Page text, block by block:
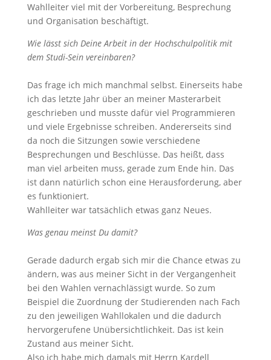
Wahlleiter viel mit der Vorbereitung, Besprechung
und Organisation beschäftigt.
Wie lässt sich Deine Arbeit in der Hochschulpolitik mit
dem Studi-Sein vereinbaren?
Das frage ich mich manchmal selbst. Einerseits habe
ich das letzte Jahr über an meiner Masterarbeit
geschrieben und musste dafür viel Programmieren
und viele Ergebnisse schreiben. Andererseits sind
da noch die Sitzungen sowie verschiedene
Besprechungen und Beschlüsse. Das heißt, dass
man viel arbeiten muss, gerade zum Ende hin. Das
ist dann natürlich schon eine Herausforderung, aber
es funktioniert.
Wahlleiter war tatsächlich etwas ganz Neues.
Was genau meinst Du damit?
Gerade dadurch ergab sich mir die Chance etwas zu
ändern, was aus meiner Sicht in der Vergangenheit
bei den Wahlen vernachlässigt wurde. So zum
Beispiel die Zuordnung der Studierenden nach Fach
zu den jeweiligen Wahllokalen und die dadurch
hervorgerufene Unübersichtlichkeit. Das ist kein
Zustand aus meiner Sicht.
Also ich habe mich damals mit Herrn Kardell